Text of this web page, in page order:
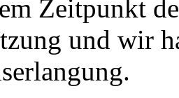
Zeitpunkt
und wir